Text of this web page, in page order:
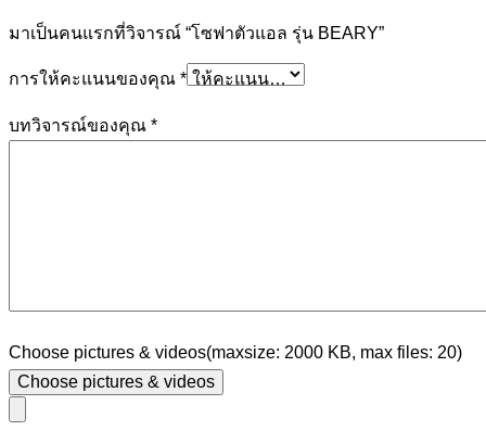
มาเป็นคนแรกที่วิจารณ์ “โซฟาตัวแอล รุ่น BEARY”
การให้คะแนนของคุณ *
บทวิจารณ์ของคุณ *
Choose pictures & videos(maxsize: 2000 KB, max files: 20)
Choose pictures & videos